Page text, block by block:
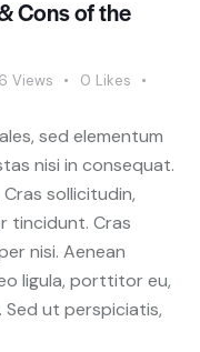
Cons of the
Views 0 Likes
sed elementum
nisi in consequat.
sollicitudin,
tincidunt. Cras
nisi. Aenean
ligula, porttitor eu,
Sed ut perspiciatis,